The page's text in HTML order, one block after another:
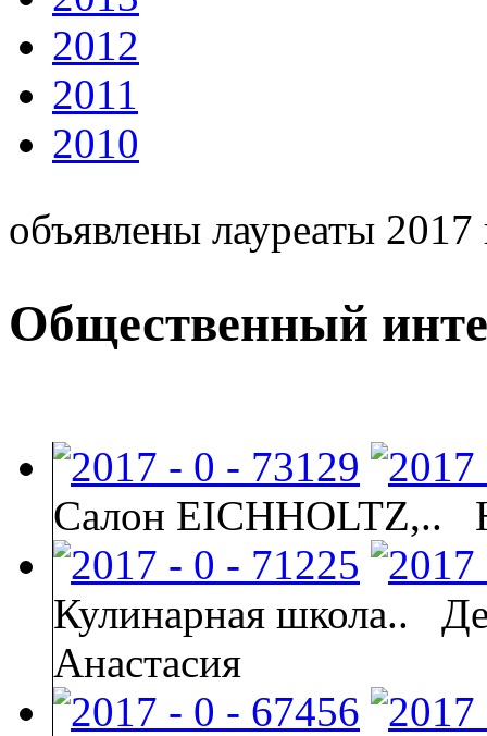
2012
2011
2010
объявлены лауреаты 2017
Общественный
Салон EICHHOLTZ,..
Кулинарная школа..
Анастасия